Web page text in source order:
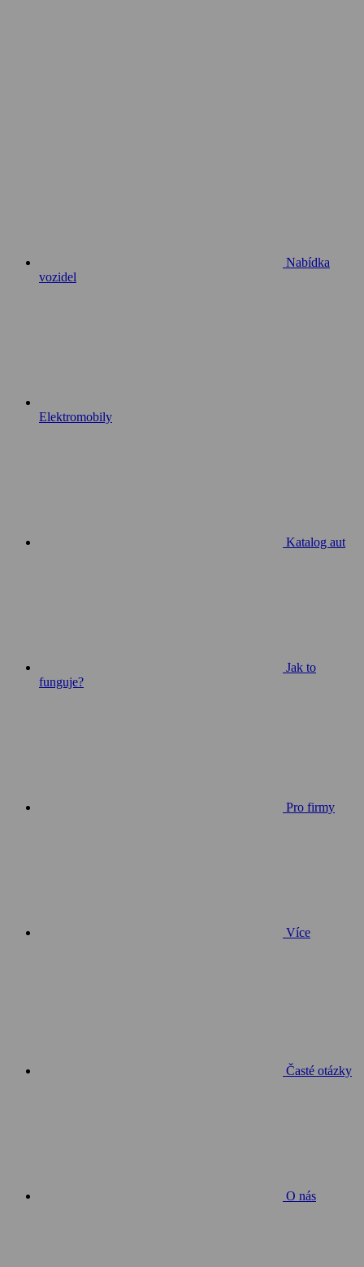
Nabídka
vozidel
Elektromobily
Katalog aut
Jak to
funguje?
Pro firmy
Více
Časté otázky
O nás